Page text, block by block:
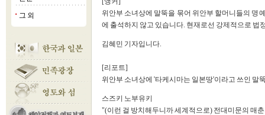
■ 그 외
위안부 소녀상에 말뚝을 묶어 위안부 할머니들의 명
에 출석하지 않고 있습니다. 현재로선 강제적으로 법
김혜민 기자입니다.
[리포트]
위안부 소녀상에 '타케시마는 일본땅'이라고 쓰인 말
스즈키 노부유키
"(이런 걸 방치해두니까 세계적으로) 전대미문의 매